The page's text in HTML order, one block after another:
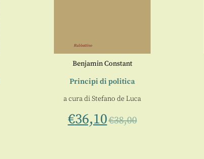
Benjamin Constant
Principi di politica
a cura diStefano de Luca
€36,10€38,00